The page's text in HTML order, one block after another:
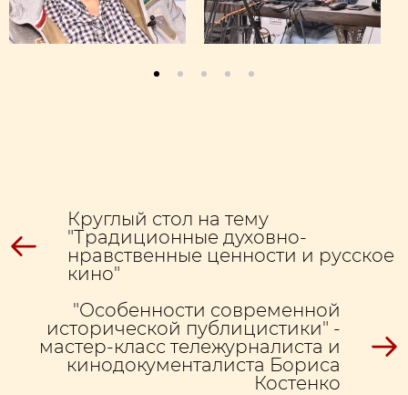
Круглый стол на тему
"Традиционные духовно-
нравственные ценности и русское
кино"
"Особенности современной
исторической публицистики" -
мастер-класс тележурналиста и
кинодокументалиста Бориса
Костенко